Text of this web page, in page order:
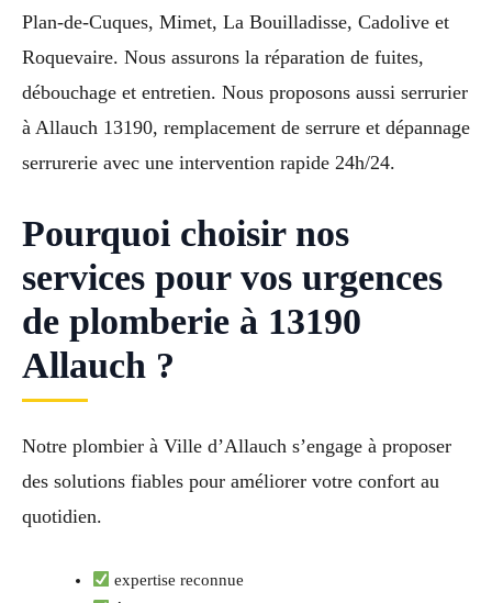
Plan-de-Cuques, Mimet, La Bouilladisse, Cadolive et
Roquevaire. Nous assurons la réparation de fuites,
débouchage et entretien. Nous proposons aussi serrurier
à Allauch 13190, remplacement de serrure et dépannage
serrurerie avec une intervention rapide 24h/24.
Pourquoi choisir nos
services pour vos urgences
de plomberie à 13190
Allauch ?
Notre plombier à Ville d’Allauch s’engage à proposer
des solutions fiables pour améliorer votre confort au
quotidien.
expertise reconnue